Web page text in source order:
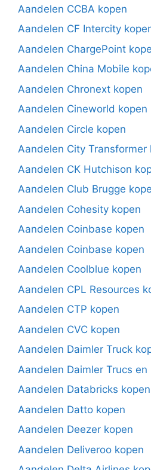
Aandelen CCBA kopen
Aandelen CF Intercity
Aandelen ChargePoint
Aandelen China Mobile
Aandelen Chronext kopen
Aandelen Cineworld kopen
Aandelen Circle kopen
Aandelen City Transformer
Aandelen CK Hutchison
Aandelen Club Brugge
Aandelen Cohesity kopen
Aandelen Coinbase kopen
Aandelen Coinbase kopen
Aandelen Coolblue kopen
Aandelen CPL Resources
Aandelen CTP kopen
Aandelen CVC kopen
Aandelen Daimler Truck
Aandelen Daimler Trucs en
Aandelen Databricks kopen
Aandelen Datto kopen
Aandelen Deezer kopen
Aandelen Deliveroo kopen